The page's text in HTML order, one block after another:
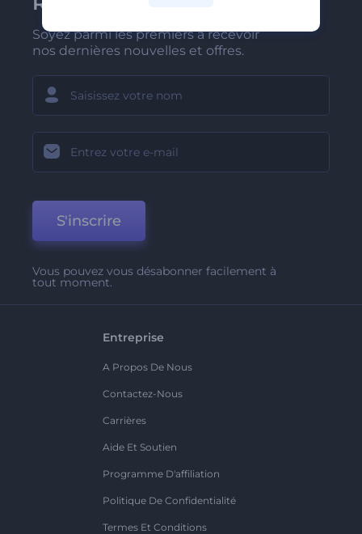
Soyez parmi les premiers à recevoir
nos dernières nouvelles et offres.
S'inscrire
Vous pouvez vous désabonner facilement à
tout moment.
Entreprise
A Propos De Nous
Contactez-Nous
Carrières
Aide Et Soutien
Programme D'affiliation
Politique De Confidentialité
Termes Et Conditions